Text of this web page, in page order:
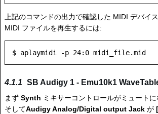
上記のコマンドの出力で確認した MIDI デバイ
MIDI ファイルを再生するには:
SB Audigy 1 - Emu10k1
まず Synth ミキサーコントロールがミュートに
そしてAudigy Analog/Digital output Jack が